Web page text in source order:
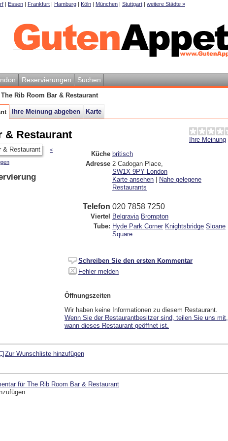
| Essen | Frankfurt | Hamburg | Köln | München | Stuttgart | weitere Städte »
Reservierungen Suchen
The Rib Room Bar & Restaurant
Ihre Meinung abgeben Karte
Ihre Meinung
& Restaurant
Küche britisch
Adresse 2 Cadogan Place,
SW1X 9PY London
Karte ansehen
Nahe gelegene
Restaurants
Telefon 020 7858 7250
Viertel Belgravia Brompton
Tube: Hyde Park Corner Knightsbridge Sloane
Square
Schreiben Sie den ersten Kommentar
Fehler melden
Öffnungszeiten
Wir haben keine Informationen zu diesem Restaurant.
Wenn Sie der Restaurantbesitzer sind, teilen Sie uns mit,
wann dieses Restaurant geöffnet ist.
<
Zur Wunschliste hinzufügen
für The Rib Room Bar & Restaurant